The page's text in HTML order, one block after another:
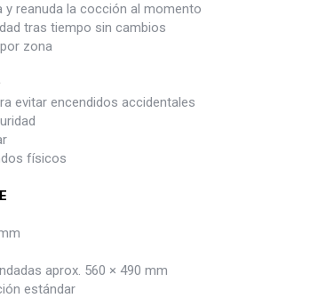
y reanuda la cocción al momento
tras tiempo sin cambios
zona
evitar encendidos accidentales
físicos
aprox. 560 × 490 mm
estándar